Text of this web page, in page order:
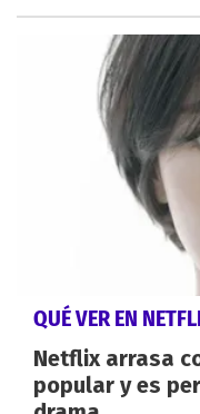
QUÉ VER EN
Netflix arrasa
popular y es